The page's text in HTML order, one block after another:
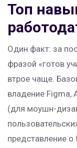
Топ
Один факт: за
фразой «готов
втрое чаще.
владение Figma,
(для моушн-
представление